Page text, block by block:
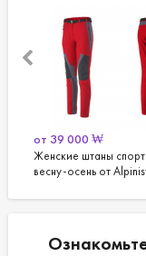
спортивные на
Alpinist